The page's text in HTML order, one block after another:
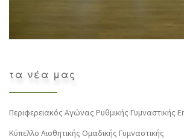
τα νέα μας
Περιφερειακός Αγώνας Ρυθμικής Γυμναστικής
Κύπελλο Αισθητικής Ομαδικής Γυμναστικής